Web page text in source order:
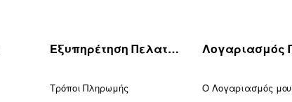
Εξυπηρέτηση Πελατών
Τρόποι Πληρωμής
Ο Λογαριασμός μου